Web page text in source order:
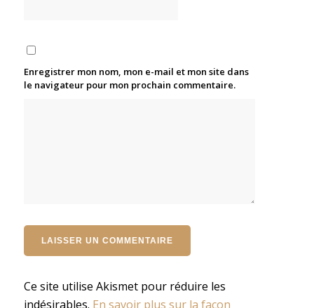
Enregistrer mon nom, mon e-mail et mon site dans
le navigateur pour mon prochain commentaire.
Ce site utilise Akismet pour réduire les
indésirables. En savoir plus sur la façon